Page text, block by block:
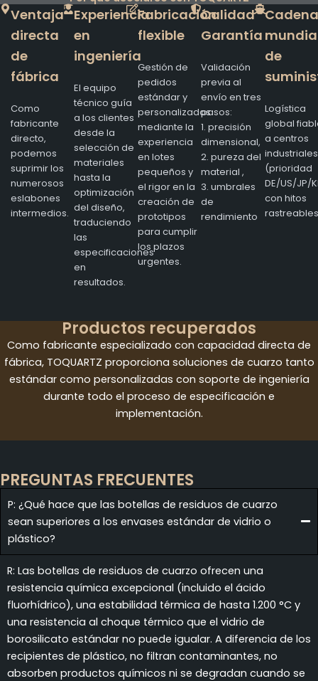
Ventaja
directa
de
fábrica
Como
fabricante
directo,
podemos
suprimir los
numerosos
eslabones
intermedios.
Experiencia
en
ingeniería
El equipo
técnico guía
a los clientes
desde la
selección de
materiales
hasta la
optimización
del diseño,
traduciendo
las
especificaciones
en
resultados.
Fabricación
flexible
Gestión de
pedidos
estándar y
personalizados
mediante la
experiencia
en lotes
pequeños y
el rigor en la
creación de
prototipos
para cumplir
los plazos
urgentes.
Calidad
Garantía
Validación
previa al
envío en tres
pasos:
1. precisión
dimensional,
2. pureza del
material ,
3. umbrales
de
rendimiento
Cadena
de
Logística
global
a centros
industriales
(prioridad
DE/US/JP/
con hitos
Productos recuperados
Como fabricante especializado con capacidad directa de
fábrica, TOQUARTZ proporciona soluciones de cuarzo tanto
estándar como personalizadas con soporte de ingeniería
durante todo el proceso de especificación e
implementación.
PREGUNTAS FRECUENTES
P: ¿Qué hace que las botellas de residuos de cuarzo
sean superiores a los envases estándar de vidrio o
plástico?
R: Las botellas de residuos de cuarzo ofrecen una
resistencia química excepcional (incluido el ácido
fluorhídrico), una estabilidad térmica de hasta 1.200 °C y
una resistencia al choque térmico que el vidrio de
borosilicato estándar no puede igualar. A diferencia de los
recipientes de plástico, no filtran contaminantes, no
absorben productos químicos ni se degradan cuando se